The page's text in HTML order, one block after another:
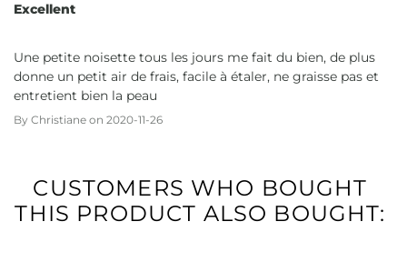
Excellent
Une petite noisette tous les jours me fait du bien, de plus
donne un petit air de frais, facile à étaler, ne graisse pas et
entretient bien la peau
By Christiane on 2020-11-26
CUSTOMERS WHO BOUGHT
THIS PRODUCT ALSO BOUGHT: